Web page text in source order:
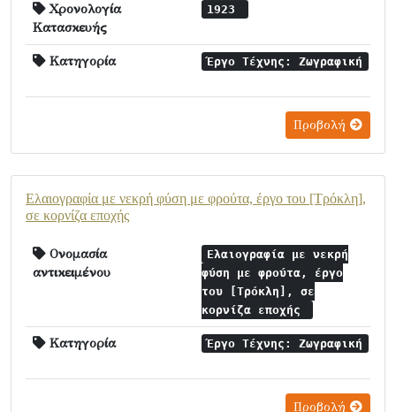
Χρονολογία
Κατασκευής
1923
Κατηγορία Έργο Τέχνης: Ζωγραφική
Προβολή
Ελαιογραφία με νεκρή φύση με φρούτα, έργο του [Τρόκλη],
σε κορνίζα εποχής
Ονομασία
αντικειμένου
Ελαιογραφία με νεκρή
φύση με φρούτα, έργο
του [Τρόκλη], σε
κορνίζα εποχής
Κατηγορία Έργο Τέχνης: Ζωγραφική
Προβολή